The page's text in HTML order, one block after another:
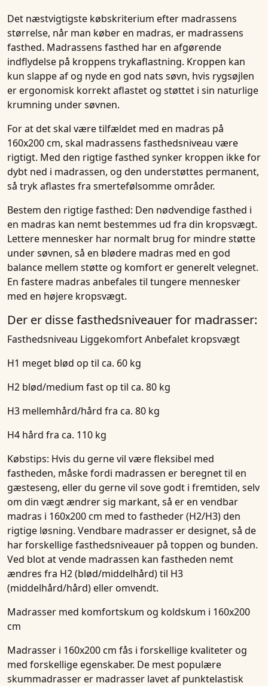
Det næstvigtigste købskriterium efter madrassens
størrelse, når man køber en madras, er madrassens
fasthed. Madrassens fasthed har en afgørende
indflydelse på kroppens trykaflastning. Kroppen kan
kun slappe af og nyde en god nats søvn, hvis rygsøjlen
er ergonomisk korrekt aflastet og støttet i sin naturlige
krumning under søvnen.
For at det skal være tilfældet med en madras på
160x200 cm, skal madrassens fasthedsniveau være
rigtigt. Med den rigtige fasthed synker kroppen ikke for
dybt ned i madrassen, og den understøttes permanent,
så tryk aflastes fra smertefølsomme områder.
Bestem den rigtige fasthed: Den nødvendige fasthed i
en madras kan nemt bestemmes ud fra din kropsvægt.
Lettere mennesker har normalt brug for mindre støtte
under søvnen, så en blødere madras med en god
balance mellem støtte og komfort er generelt velegnet.
En fastere madras anbefales til tungere mennesker
med en højere kropsvægt.
Der er disse fasthedsniveauer for madrasser:
Fasthedsniveau LiggekomfortAnbefalet kropsvægt
H1 meget blød op til ca. 60 kg
H2 blød/medium fast op til ca. 80 kg
H3 mellemhård/hård fra ca. 80 kg
H4 hård fra ca. 110 kg
Købstips: Hvis du gerne vil være fleksibel med
fastheden, måske fordi madrassen er beregnet til en
gæsteseng, eller du gerne vil sove godt i fremtiden, selv
om din vægt ændrer sig markant, så er en vendbar
madras i 160x200 cm med to fastheder (H2/H3)den
rigtige løsning. Vendbare madrasser er designet, så de
har forskellige fasthedsniveauer på toppen og bunden.
Ved blot at vende madrassen kan fastheden nemt
ændres fra H2 (blød/middelhård) til H3
(middelhård/hård) eller omvendt.
Madrasser med komfortskum og koldskum i 160x200
cm
Madrasser i 160x200 cm fås i forskellige kvaliteter og
med forskellige egenskaber. De mest populære
skummadrasser er madrasser lavet af punktelastisk